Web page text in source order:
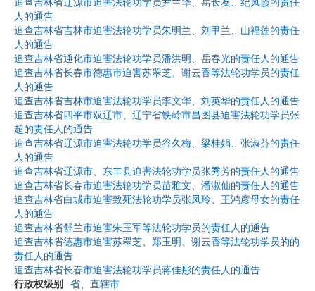
人的通告
追查吉林省吉林市迫害法轮功学员朱明兰、刘甲兰、山福莲的责任
人的通告
追查吉林省通化市迫害法轮功学员潘洪明、岳春光的责任人的通告
追查吉林省长春市德惠市迫害苏翠芝、谢云香等法轮功学员的责任
人的通告
追查吉林省吉林市迫害法轮功学员李文华、刘英华的责任人的通告
追查吉林省四平市双辽市、辽宁省铁岭市昌图县迫害法轮功学员张
超的责任人的通告
追查吉林省辽源市迫害法轮功学员谷久梅、梁桂娟、张淑芬的责任
人的通告
追查吉林省辽源市、东丰县迫害法轮功学员张秀芳的责任人的通告
追查吉林省长春市迫害法轮功学员苗雅文、潘淑仙的责任人的通告
追查吉林省白城市迫害致死法轮功学员张凤玲、王鸿彦母女的责任
人的通告
追查吉林省舒兰市迫害朱玉军等法轮功学员的责任人的通告
追查吉林省德惠市迫害苏翠芝、郑玉明、谢云香等法轮功学员的的
责任人的通告
追查吉林省长春市迫害法轮功学员蒋佳彤的责任人的通告
行政权级别 省、直辖市